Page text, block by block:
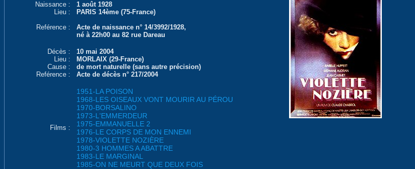
Naissance :
1 août 1928
Lieu :
PARIS 14ème (75-France)
Reférence :
Acte de naissance n° 14/3992/1928,
né à 22h00 au 82 rue Dareau
Décès :
10 mai 2004
Lieu :
MORLAIX (29-France)
Cause :
de mort naturelle (sans autre précision)
Reférence :
Acte de décès n° 217/2004
Films :
1951-LA POISON
1968-LES OISEAUX VONT MOURIR AU PÉROU
1970-BORSALINO
1973-L'EMMERDEUR
1975-EMMANUELLE 2
1976-LE CORPS DE MON ENNEMI
1978-VIOLETTE NOZIÈRE
1980-3 HOMMES A ABATTRE
1983-LE MARGINAL
1985-ON NE MEURT QUE DEUX FOIS